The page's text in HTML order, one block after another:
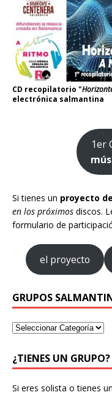
CD recopilatorio "
electrónica salmantina
1er
Si tienes un proyecto
en los próximos discos.
formulario de
el proyecto
GRUPOS
¿TIENES UN GRUPO?
Si eres solista o tienes